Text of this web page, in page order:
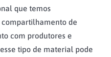
que temos
de
com produtores e
tipo de material pode